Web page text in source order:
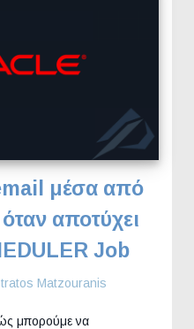
μέσα από
αποτύχει
Job
Matzouranis
μπορούμε να